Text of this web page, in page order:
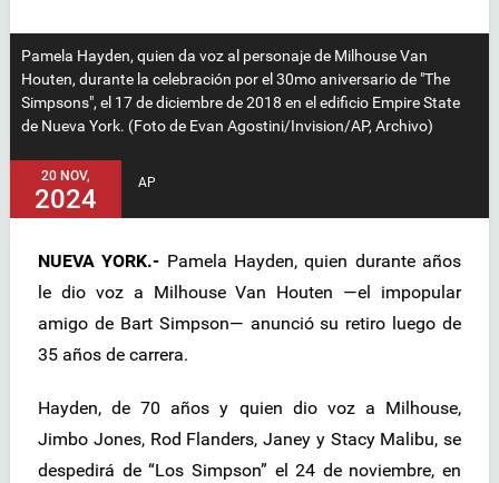
Pamela Hayden, quien da voz al personaje de Milhouse Van
Houten, durante la celebración por el 30mo aniversario de "The
Simpsons", el 17 de diciembre de 2018 en el edificio Empire State
de Nueva York. (Foto de Evan Agostini/Invision/AP, Archivo)
20 NOV,
2024
AP
NUEVA YORK.- Pamela Hayden, quien durante años
le dio voz a Milhouse Van Houten —el impopular
amigo de Bart Simpson— anunció su retiro luego de
35 años de carrera.
Hayden, de 70 años y quien dio voz a Milhouse,
Jimbo Jones, Rod Flanders, Janey y Stacy Malibu, se
despedirá de “Los Simpson” el 24 de noviembre, en